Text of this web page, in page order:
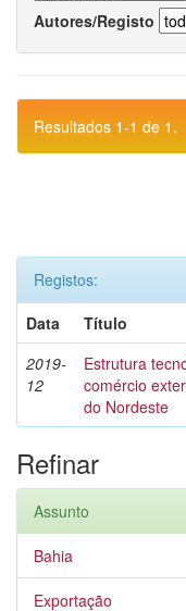
Autores/Registo
Resultados 1-1 de 1.
Registos:
Data
Título
2019-
12
Estrutura
comércio
do Nordeste
Refinar
Assunto
Bahia
Exportação